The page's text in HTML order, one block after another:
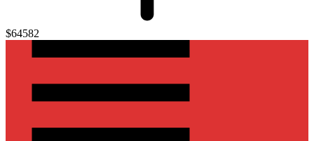
$64582